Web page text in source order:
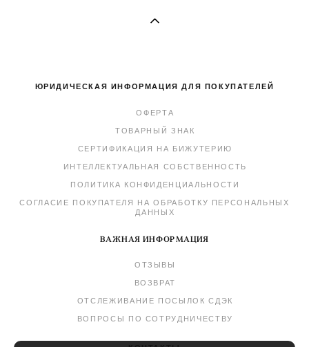
ЮРИДИЧЕСКАЯ ИНФОРМАЦИЯ ДЛЯ ПОКУПАТЕЛЕЙ
ОФЕРТА
ТОВАРНЫЙ ЗНАК
СЕРТИФИКАЦИЯ НА БИЖУТЕРИЮ
ИНТЕЛЛЕКТУАЛЬНАЯ СОБСТВЕННОСТЬ
ПОЛИТИКА КОНФИДЕНЦИАЛЬНОСТИ
СОГЛАСИЕ ПОКУПАТЕЛЯ НА ОБРАБОТКУ ПЕРСОНАЛЬНЫХ
ДАННЫХ
ВАЖНАЯ ИНФОРМАЦИЯ
ОТЗЫВЫ
ВОЗВРАТ
ОТСЛЕЖИВАНИЕ ПОСЫЛОК СДЭК
ВОПРОСЫ ПО СОТРУДНИЧЕСТВУ